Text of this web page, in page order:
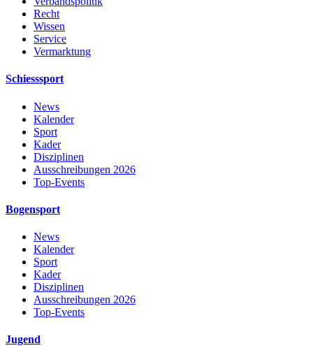
Recht
Wissen
Service
Vermarktung
Schiesssport
News
Kalender
Sport
Kader
Disziplinen
Ausschreibungen 2026
Top-Events
Bogensport
News
Kalender
Sport
Kader
Disziplinen
Ausschreibungen 2026
Top-Events
Jugend